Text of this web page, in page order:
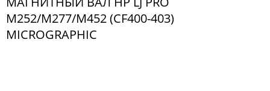
M252/M277/M452 (CF400-403)
MICROGRAPHIC